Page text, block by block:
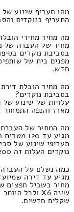
מהו תעריף שינוע
התעריף בנוקדים והסביבה הינו 1860
מה מחיר מחירי הובלה של דירה
מחיר של העברה של
בסביבת נוקדים
חדש.
בסביבת נוקדים?
עלויות של שינוע
מארז והנפה התמחור זה 3520 ומקסימום 1790
מה המחיר של
מגיע עד 120 מטרים רבועים) באיזור נוקדים?
תעריפי שינוע של
נוקדים העלות זה 4200 ולכל היותר 1900 ₪.
כמה נשלם על
מגיע עד דירה
מחיר בשביל חפצים
שקלים חדשים.